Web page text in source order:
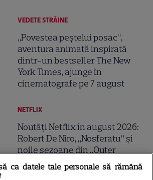
VEDETE STRĂINE
„Povestea peștelui posac”,
aventura animată inspirată
dintr-un bestseller The New
York Times, ajunge în
cinematografe pe 7 august
NETFLIX
Noutăți Netflix în august 2026:
Robert De Niro, „Nosferatu” și
noile sezoane din „Outer
Banks” și „Un veac de
singurătate”
ca datele tale personale să rămână